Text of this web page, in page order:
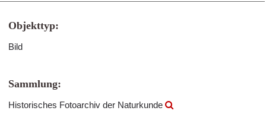
Objekttyp:
Bild
Sammlung:
Historisches Fotoarchiv der Naturkunde